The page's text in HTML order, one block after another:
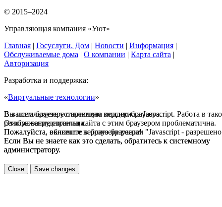
© 2015–2024
Управляющая компания «Уют»
Главная | Госуслуги. Дом | Новости | Информация |
Обслуживаемые дома | О компании | Карта сайта |
Авторизация
Разработка и поддержка:
«Виртуальные технологии»
В вашем браузере отключена поддержка Jasvscript. Работа в
режиме затруднительна.
Пожалуйста, включите в браузере режим "Javascript -
Если Вы не знаете как это сделать, обратитесь к системному
администратору.
Вы используете устаревшую версию браузера.
Отображение страниц сайта с этим браузером проблематична.
Пожалуйста, обновите версию браузера!
Если Вы не знаете как это сделать, обратитесь к системному
администратору.
Close Save changes